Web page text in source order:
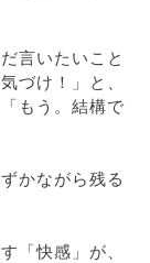
言いたいこと
づけ！」と、
もう。結構で
かながら残る
「快感」が、